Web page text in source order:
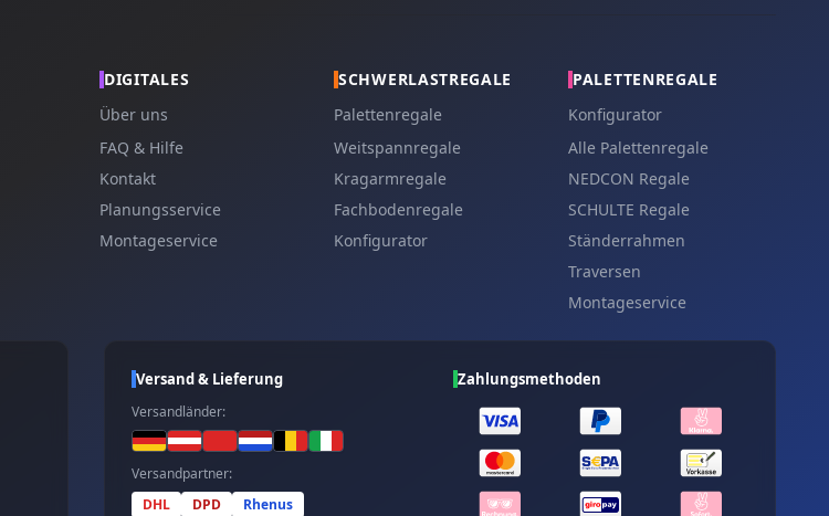
DIGITALES
Über uns
FAQ & Hilfe
Kontakt
Planungsservice
Montageservice
SCHWERLASTREGALE
Palettenregale
Weitspannregale
Kragarmregale
Fachbodenregale
Konfigurator
PALETTENREGALE
Konfigurator
Alle Palettenregale
NEDCON Regale
SCHULTE Regale
Ständerrahmen
Traversen
Montageservice
Versand & Lieferung
Versandländer:
Versandpartner:
DHL
DPD Rhenus
Zahlungsmethoden